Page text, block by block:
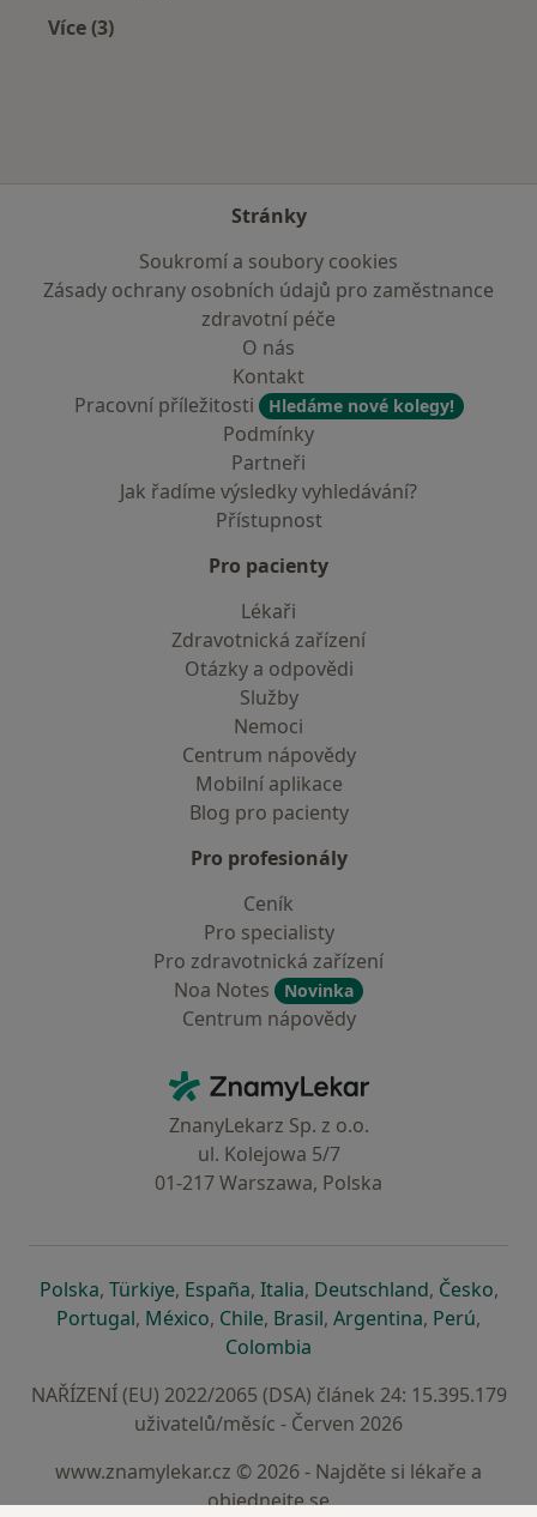
Více (3)
Stránky
Soukromí a soubory cookies
Zásady ochrany osobních údajů pro zaměstnance
zdravotní péče
O nás
Kontakt
Pracovní příležitosti
Hledáme nové kolegy!
Podmínky
Partneři
Jak řadíme výsledky vyhledávání?
Přístupnost
Pro pacienty
Lékaři
Zdravotnická zařízení
Otázky a odpovědi
Služby
Nemoci
Centrum nápovědy
Mobilní aplikace
Blog pro pacienty
Pro profesionály
Ceník
Pro specialisty
Pro zdravotnická zařízení
Noa Notes
Novinka
Centrum nápovědy
ZnamyLekar - Hlavní stránka
ZnanyLekarz Sp. z o.o.
ul. Kolejowa 5/7
01-217 Warszawa, Polska
Polskase otevře v nové záložce
, Türkiyese otevře v nové záložce
, Españase otevře v nové záložce
, Italiase otevře v nové záložce
, Deutschlandse otevře v
, Českose
,
Portugalse otevře v nové záložce
, Méxicose otevře v nové záložce
, Chilese otevře v nové záložce
, Brasilse otevře v nové
, Argentinase otevře v
, Perúse
,
Colombia
NAŘÍZENÍ (EU) 2022/2065 (DSA) článek 24: 15.395.179
uživatelů/měsíc - Červen 2026
www.znamylekar.cz © 2026 - Najděte si lékaře a
objednejte se